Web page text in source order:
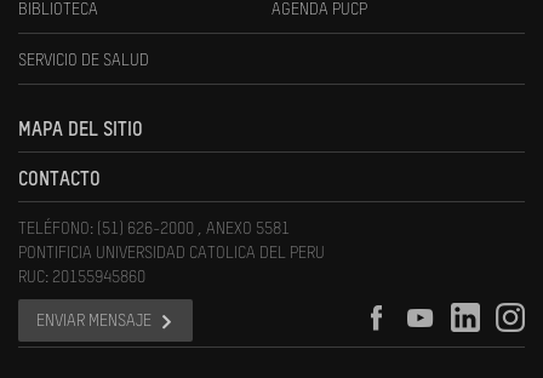
BIBLIOTECA AGENDA PUCP
SERVICIO DE SALUD
MAPA DEL SITIO
CONTACTO
TELÉFONO: (51) 626-2000 , ANEXO 5581
PONTIFICIA UNIVERSIDAD CATOLICA DEL PERU
RUC: 20155945860
ENVIAR MENSAJE